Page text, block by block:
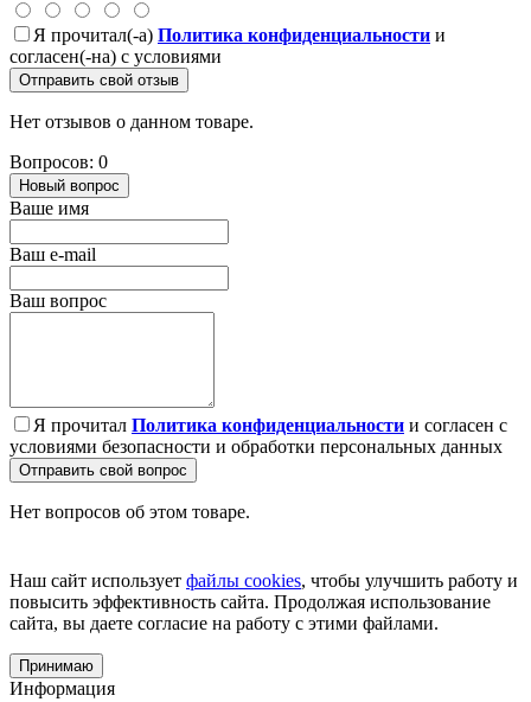
Я прочитал(-а) Политика конфиденциальности и
согласен(-на) с условиями
Отправить свой отзыв
Нет отзывов о данном товаре.
Вопросов: 0
Новый вопрос
Ваше имя
Ваш e-mail
Ваш вопрос
Я прочитал Политика конфиденциальности и согласен с
условиями безопасности и обработки персональных данных
Отправить свой вопрос
Нет вопросов об этом товаре.
Наш сайт использует файлы cookies, чтобы улучшить работу и
повысить эффективность сайта. Продолжая использование
сайта, вы даете согласие на работу с этими файлами.
Принимаю
Информация